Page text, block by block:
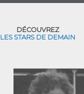
DÉCOUVREZ
LES STARS DE DEMAIN